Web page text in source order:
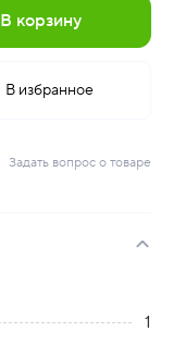
В корзину
В избранное
Задать вопрос о товаре
1